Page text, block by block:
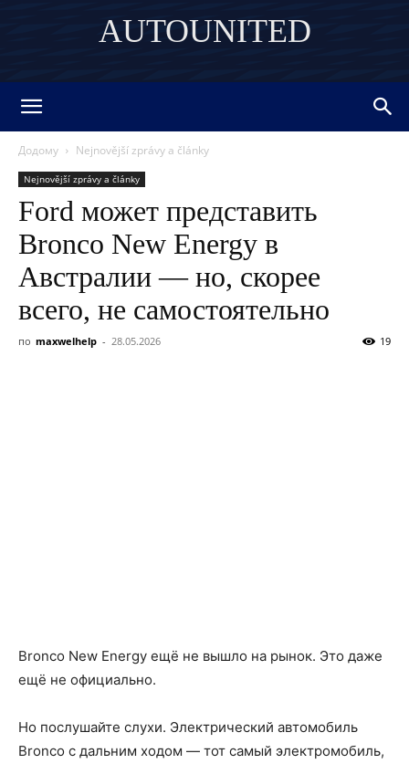
AUTOUNITED
Додому Nejnovější zprávy a články
Nejnovější zprávy a články
Ford может представить
Bronco New Energy в
Австралии — но, скорее
всего, не самостоятельно
по maxwelhelp - 28.05.2026 19
Bronco New Energy ещё не вышло на рынок. Это даже
ещё не официально.
Но послушайте слухи. Электрический автомобиль
Bronco с дальним ходом — тот самый электромобиль,